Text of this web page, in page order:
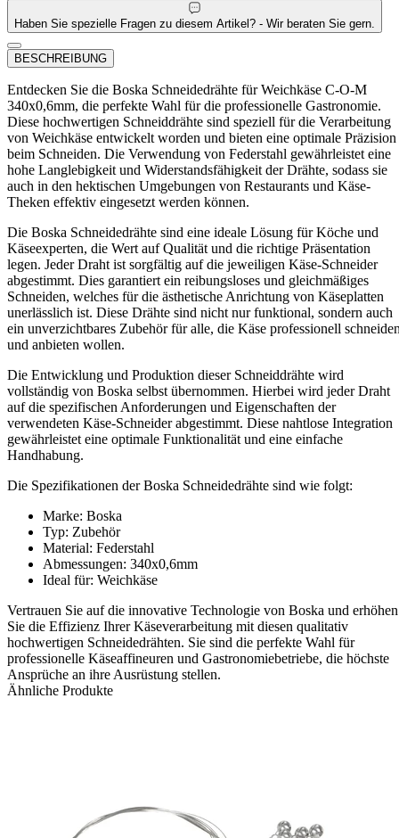
Haben Sie spezielle Fragen zu diesem Artikel? - Wir beraten Sie gern.
BESCHREIBUNG
Entdecken Sie die Boska Schneidedrähte für Weichkäse C-O-M
340x0,6mm, die perfekte Wahl für die professionelle Gastronomie.
Diese hochwertigen Schneiddrähte sind speziell für die Verarbeitung
von Weichkäse entwickelt worden und bieten eine optimale Präzision
beim Schneiden. Die Verwendung von Federstahl gewährleistet eine
hohe Langlebigkeit und Widerstandsfähigkeit der Drähte, sodass sie
auch in den hektischen Umgebungen von Restaurants und Käse-
Theken effektiv eingesetzt werden können.
Die Boska Schneidedrähte sind eine ideale Lösung für Köche und
Käseexperten, die Wert auf Qualität und die richtige Präsentation
legen. Jeder Draht ist sorgfältig auf die jeweiligen Käse-Schneider
abgestimmt. Dies garantiert ein reibungsloses und gleichmäßiges
Schneiden, welches für die ästhetische Anrichtung von Käseplatten
unerlässlich ist. Diese Drähte sind nicht nur funktional, sondern auch
ein unverzichtbares Zubehör für alle, die Käse professionell
und anbieten wollen.
Die Entwicklung und Produktion dieser Schneiddrähte wird
vollständig von Boska selbst übernommen. Hierbei wird jeder Draht
auf die spezifischen Anforderungen und Eigenschaften der
verwendeten Käse-Schneider abgestimmt. Diese nahtlose Integration
gewährleistet eine optimale Funktionalität und eine einfache
Handhabung.
Die Spezifikationen der Boska Schneidedrähte sind wie folgt:
Marke: Boska
Typ: Zubehör
Material: Federstahl
Abmessungen: 340x0,6mm
Ideal für: Weichkäse
Vertrauen Sie auf die innovative Technologie von Boska und erhöhen
Sie die Effizienz Ihrer Käseverarbeitung mit diesen qualitativ
hochwertigen Schneidedrähten. Sie sind die perfekte Wahl für
professionelle Käseaffineuren und Gastronomiebetriebe, die höchste
Ansprüche an ihre Ausrüstung stellen.
Ähnliche Produkte